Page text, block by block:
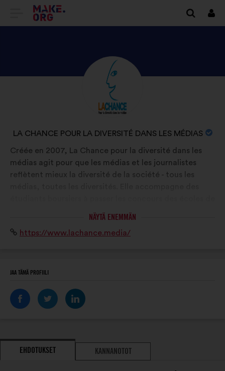
SIIRRY
KOTISIVULLE
TUTUSTU
ORGANISAATION
LA
CHANCE
LA
DIVERSITÉ
MÉDIAS
PROFIILIIN
ORGANISAATION
LA CHANCE POUR LA DIVERSITÉ DANS LES MÉDIAS
Créée en 2007, La Chance pour la diversité dans les
médias agit pour que les médias et les journalistes
reflètent mieux la diversité de la société - tous les
journalisme, elle facilite leur insertion pro en les
publics en menant des actions en éducation aux
NÄYTÄ ENEMMÄN
Verkkosivusto:
https://www.lachance.media/
JAA TÄMÄ PROFIILI
EHDOTUKSET KANNANOTOT